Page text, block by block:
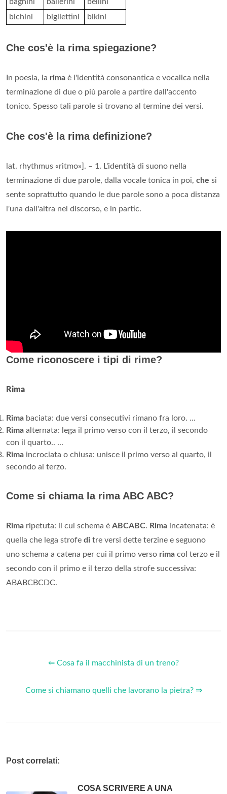
bichini
bigliettini bikini
Che cos'è la rima spiegazione?
In poesia, la rima è l'identità consonantica e vocalica nella
terminazione di due o più parole a partire dall'accento
tonico. Spesso tali parole si trovano al termine dei versi.
Che cos'è la rima definizione?
lat. rhythmus «ritmo»]. – 1. L'identità di suono nella
terminazione di due parole, dalla vocale tonica in poi, che si
sente soprattutto quando le due parole sono a poca distanza
l'una dall'altra nel discorso, e in partic.
Come riconoscere i tipi di rime?
Rima
Rima baciata: due versi consecutivi rimano fra loro. ...
Rima alternata: lega il primo verso con il terzo, il secondo
con il quarto.. ...
Rima incrociata o chiusa: unisce il primo verso al quarto, il
secondo al terzo.
Come si chiama la rima ABC ABC?
Rima ripetuta: il cui schema è ABCABC. Rima incatenata: è
quella che lega strofe di tre versi dette terzine e seguono
uno schema a catena per cui il primo verso rima col terzo e il
secondo con il primo e il terzo della strofe successiva:
ABABCBCDC.
⇐ Cosa fa il macchinista di un treno?
Come si chiamano quelli che lavorano la pietra? ⇒
Post correlati:
COSA SCRIVERE A UNA